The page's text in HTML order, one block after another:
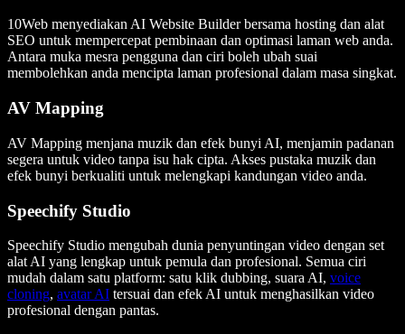
10Web menyediakan AI Website Builder bersama hosting dan alat
SEO untuk mempercepat pembinaan dan optimasi laman web anda.
Antara muka mesra pengguna dan ciri boleh ubah suai
membolehkan anda mencipta laman profesional dalam masa singkat.
AV Mapping
AV Mapping menjana muzik dan efek bunyi AI, menjamin padanan
segera untuk video tanpa isu hak cipta. Akses pustaka muzik dan
efek bunyi berkualiti untuk melengkapi kandungan video anda.
Speechify Studio
Speechify Studio mengubah dunia penyuntingan video dengan set
alat AI yang lengkap untuk pemula dan profesional. Semua ciri
mudah dalam satu platform: satu klik dubbing, suara AI, voice
cloning, avatar AI tersuai dan efek AI untuk menghasilkan video
profesional dengan pantas.